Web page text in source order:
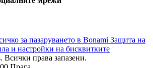
за пазаруването в Bonami Защита на
и настройки на бисквитките
Всички права запазени.